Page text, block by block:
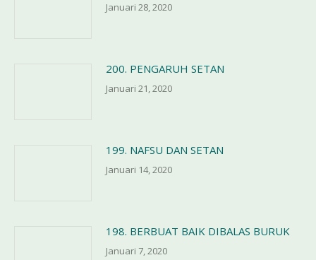
Januari 28, 2020
200. PENGARUH SETAN
Januari 21, 2020
199. NAFSU DAN SETAN
Januari 14, 2020
198. BERBUAT BAIK DIBALAS BURUK
Januari 7, 2020